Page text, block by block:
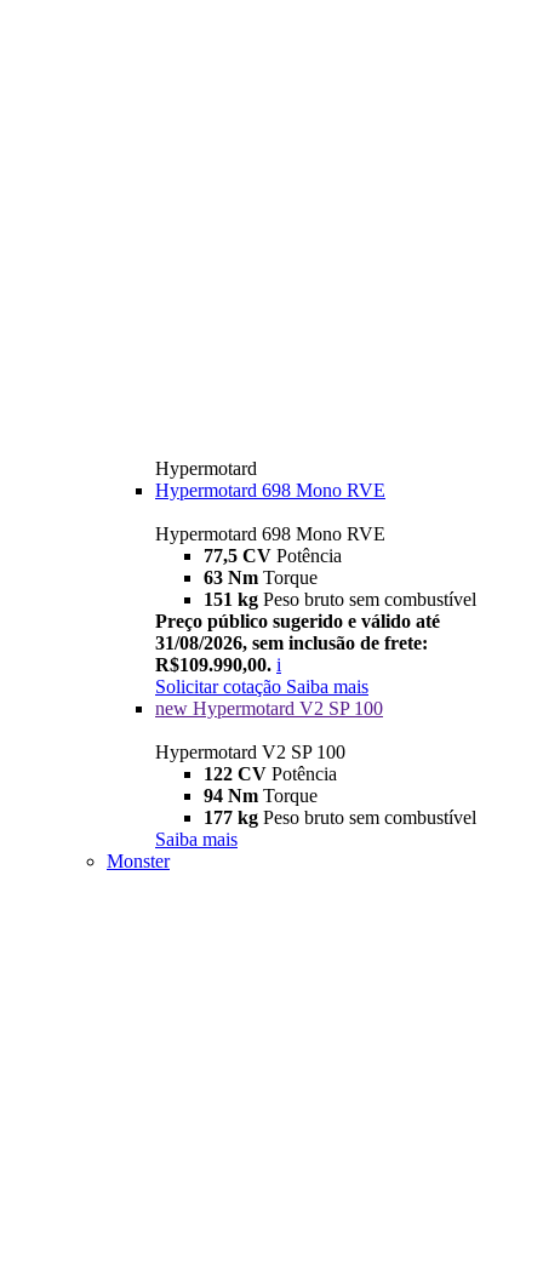
Hypermotard
Hypermotard 698 Mono RVE
Hypermotard 698 Mono RVE
77,5 CV Potência
63 Nm Torque
151 kg Peso bruto sem combustível
Preço público sugerido e válido até
31/08/2026, sem inclusão de frete:
R$109.990,00. i
Solicitar cotação Saiba mais
new Hypermotard V2 SP 100
Hypermotard V2 SP 100
122 CV Potência
94 Nm Torque
177 kg Peso bruto sem combustível
Saiba mais
Monster